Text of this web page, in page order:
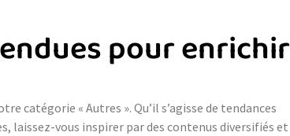
pour enrichir
catégorie « Autres ». Qu’il s’agisse de tendances
laissez-vous inspirer par des contenus diversifiés et